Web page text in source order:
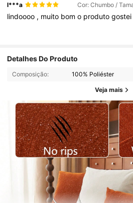
l***a Cor: Chumbo /
lindoooo , muito bomo produtogostei
Detalhes Do Produto
Composição: 100% Poliéster
Veja mais
4,89 6K Seguidores
4,89 6K Seguidores